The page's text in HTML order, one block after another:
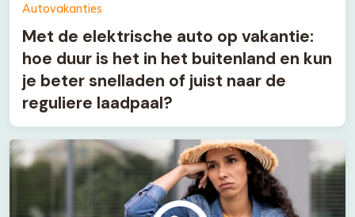
Autovakanties
Met de elektrische auto op vakantie:
hoe duur is het in het buitenland en kun
je beter snelladen of juist naar de
reguliere laadpaal?